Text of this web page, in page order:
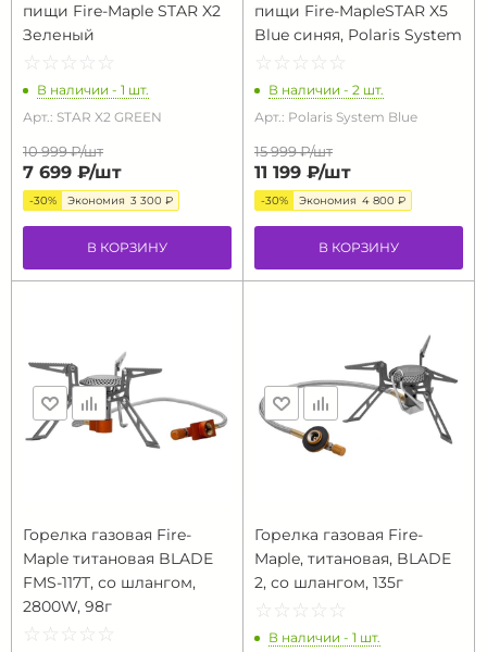
пищи Fire-Maple STAR X2
Зеленый
☆ ☆ ☆ ☆ ☆
★ ★ ★ ★ ★
В наличии - 1 шт.
Арт.: STAR X2 GREEN
10 999 ₽/шт
7 699 ₽/шт
-30% Экономия 3 300 ₽
В КОРЗИНУ
пищи Fire-MapleSTAR X5
Blue синяя, Polaris System
☆ ☆ ☆ ☆ ☆
★ ★ ★ ★ ★
В наличии - 2 шт.
Арт.: Polaris System Blue
15 999 ₽/шт
11 199 ₽/шт
-30% Экономия 4 800 ₽
В КОРЗИНУ
Горелка газовая Fire-
Maple титановая BLADE
FMS-117T, со шлангом,
2800W, 98г
☆ ☆ ☆ ☆ ☆
★ ★ ★ ★ ★
Горелка газовая Fire-
Maple, титановая, BLADE
2, со шлангом, 135г
☆ ☆ ☆ ☆ ☆
★ ★ ★ ★ ★
В наличии - 1 шт.